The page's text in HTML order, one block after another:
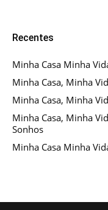
Recentes
Minha Casa Minha
Minha Casa, Minha
Minha Casa, Minha
Minha Casa, Minha
Sonhos
Minha Casa Minha